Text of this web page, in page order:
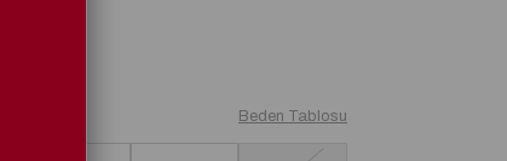
Beden Tablosu